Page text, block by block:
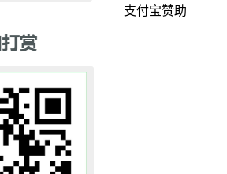
支付宝赞助